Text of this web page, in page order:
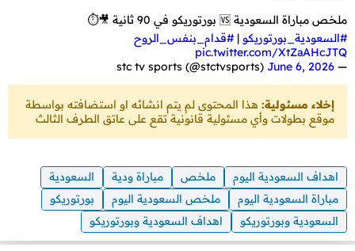
ملخص مباراة السعودية 🆚 بورتوريكو في 90 ثانية 🎥⏱️
#السعودية_بورتوريكو | #قدام_بنفس_الروح
pic.twitter.com/XtZaAHcJTQ
— stc tv sports (@stctvsports)
June 6, 2026
إخلاء مسئولية: هذا المحتوى لم يتم انشائه او استضافته بواسطة
موقع بطولات وأي مسئولية قانونية تقع على عاتق الطرف الثالث
اهداف السعودية اليوم ملخص مباراة ودية
السعودية
مباراة السعودية اليوم
ملخص السعودية اليوم
بورتوريكو
السعودية وبورتوريكو
اهداف السعودية وبورتوريكو